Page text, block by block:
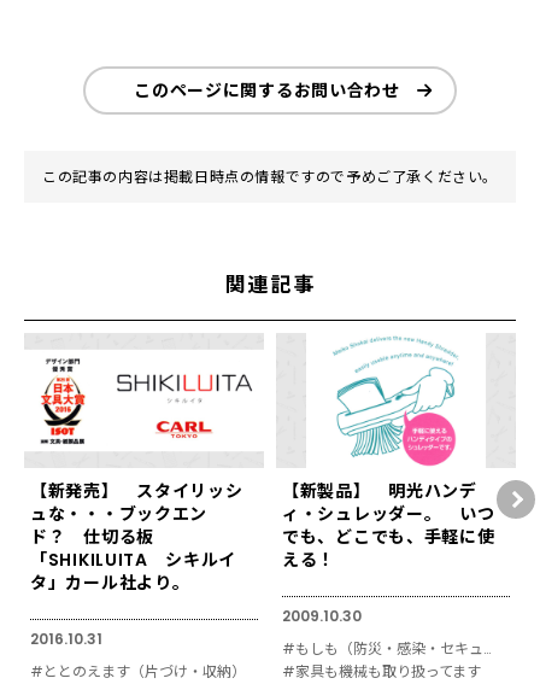
このページに関するお問い合わせ
この記事の内容は掲載日時点の情報ですので予めご了承ください。
関連記事
【新発売】 スタイリッシ
ュな・・・ブックエン
ド？ 仕切る板
「SHIKILUITA シキルイ
タ」カール社より。
2016.10.31
#ととのえます（片づけ・収納）
【新製品】 明光ハンデ
ィ・シュレッダー。 いつ
でも、どこでも、手軽に使
える！
2009.10.30
#もしも（防災・感染・セキュリティ対策）
#家具も機械も取り扱ってます